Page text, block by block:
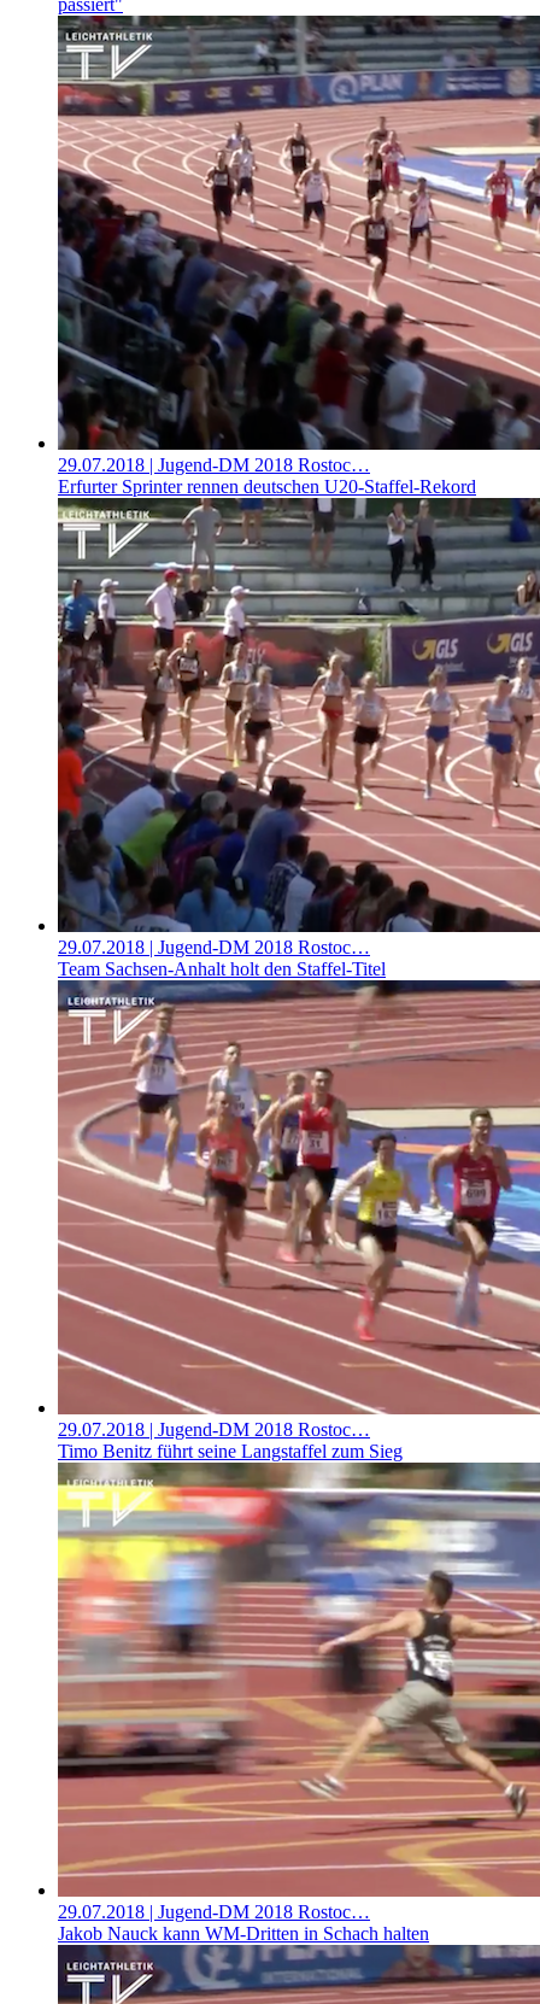
passiert"
29.07.2018 | Jugend-DM 2018 Rostoc…
Erfurter Sprinter rennen deutschen U20-Staffel-Rekord
29.07.2018 | Jugend-DM 2018 Rostoc…
Team Sachsen-Anhalt holt den Staffel-Titel
29.07.2018 | Jugend-DM 2018 Rostoc…
Timo Benitz führt seine Langstaffel zum Sieg
29.07.2018 | Jugend-DM 2018 Rostoc…
Jakob Nauck kann WM-Dritten in Schach halten